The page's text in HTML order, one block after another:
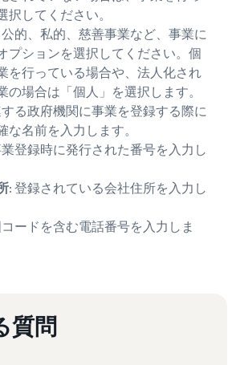
択してください。
公的、私的、慈善事業など、事業に
プションを選択してください。個
を行っている場合や、法人化され
の場合は「個人」を選択します。
する政府機関に事業を登録する際に
な名前を入力します。
業登録時に発行された番号を入力し
: 登録されている会社住所を入力し
コードを含む電話番号を入力しま
質問